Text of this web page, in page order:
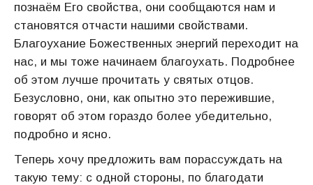
познаём Его свойства, они сообщаются нам и
становятся отчасти нашими свойствами.
Благоухание Божественных энергий переходит на
нас, и мы тоже начинаем благоухать. Подробнее
об этом лучше прочитать у святых отцов.
Безусловно, они, как опытно это пережившие,
говорят об этом гораздо более убедительно,
подробно и ясно.
Теперь хочу предложить вам порассуждать на
такую тему: с одной стороны, по благодати